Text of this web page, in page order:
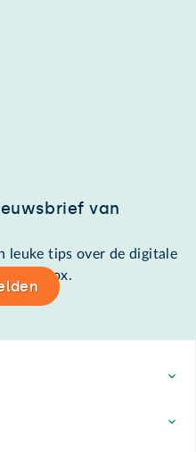
van
leuke tips over de digitale
mailbox.